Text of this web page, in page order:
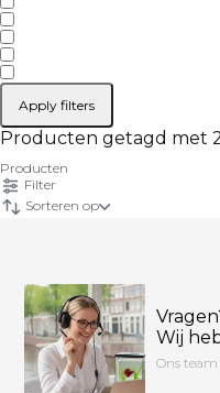
Apply filters
Producten getagd met
Producten
Filter
Sorteren op
Wij
Ons